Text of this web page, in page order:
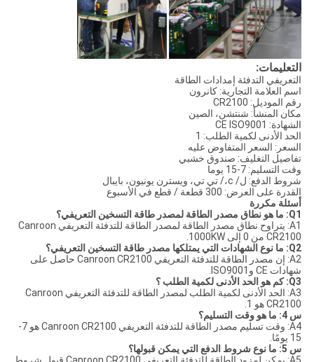
التعليمات:
التعريفي التدفئة إمدادات الطاقة
اسم العلامة التجارية: كانرون
رقم الموديل: CR2100
مكان المنشأ: شنتشن، الصين
الشهادة: CE ISO9001
الحد الأدنى لكمية الطلب: 1
السعر: السعر المتفاوض عليه
تفاصيل التغليف: صندوق خشبي
وقت التسليم: 7-15 يوما
شروط الدفع: ل/ c،/ تي تي، ويسترن يونيون، بايبال
القدرة على العرض: 300 قطعة / قطع في الأسبوع
أسئلة مكررة
Q1: ما هو نطاق مصدر الطاقة لمصدر طاقة التسخين التعريفي؟
A1: يتراوح نطاق مصدر الطاقة لمصدر الطاقة للتدفئة التعريفي Canroon
CR2100 من 0 إلى 1000KW.
Q2: ما نوع الشهادات التي يمتلكها مصدر طاقة التسخين التعريفي؟
A2: إن مصدر الطاقة للتدفئة التعريفي Canroon CR2100 حاصل على
شهادات CE وISO9001.
Q3: كم هو الحد الأدنى لكمية الطلب ؟
A3: الحد الأدنى لكمية الطلب لمصدر الطاقة للتدفئة التعريفي Canroon
CR2100 هو 1.
س 4: ما هو وقت التسليم؟
A4: وقت تسليم مصدر الطاقة للتدفئة التعريفي Canroon CR2100 هو 7-
15 يومًا.
س 5: ما نوع شروط الدفع التي يمكن قبولها؟